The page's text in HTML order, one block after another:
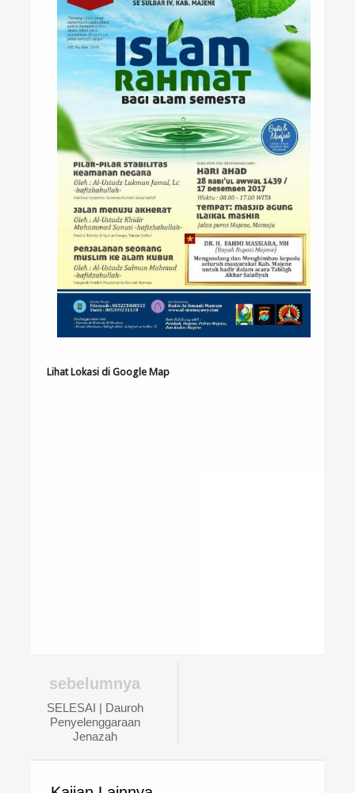
Lihat Lokasi di Google Map
sebelumnya
SELESAI | Dauroh
Penyelenggaraan
Jenazah